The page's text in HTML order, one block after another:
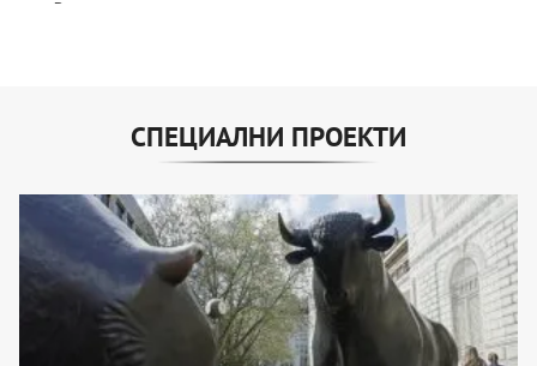
СПЕЦИАЛНИ ПРОЕКТИ